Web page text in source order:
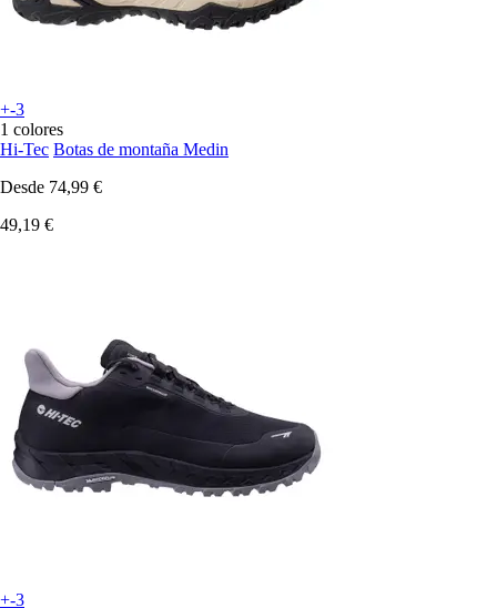
+-3
1 colores
Hi-Tec Botas de montaña Medin
Desde 74,99 €
49,19 €
+-3